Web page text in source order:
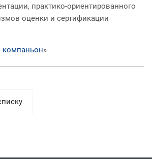
практико-ориентированного
оценки и сертификации
»